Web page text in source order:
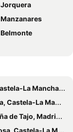
La Mancha Hotéis
La Mancha Hotéis
Tajo, Madrid Hotéis
La Mancha Hotéis